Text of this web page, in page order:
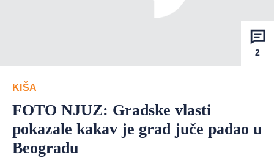
2
KIŠA
FOTO NJUZ: Gradske vlasti
pokazale kakav je grad juče padao u
Beogradu